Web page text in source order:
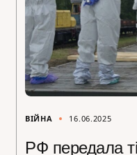
ВІЙНА 16.06.2025
РФ передала